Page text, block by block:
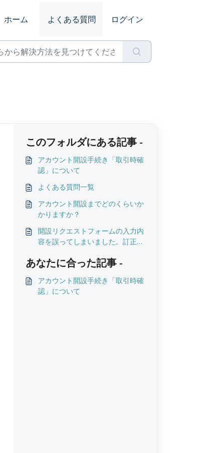
ホーム
よくある質問 ログイン
このフォルダにある記事 -
アカウント開設手続き「取引時確
認」について
よくある質問一覧
アカウント開設までどのくらいか
かりますか？
開設リクエストフォームの入力内
容を誤ってしまいました。訂正で
あなたに合った記事 -
アカウント開設手続き「取引時確
認」について